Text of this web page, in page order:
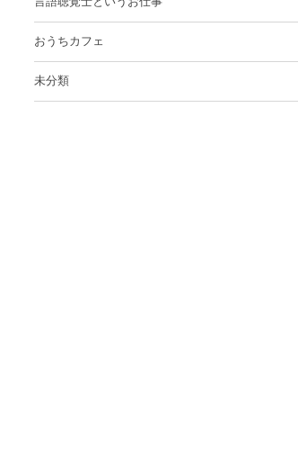
おうちカフェ
未分類